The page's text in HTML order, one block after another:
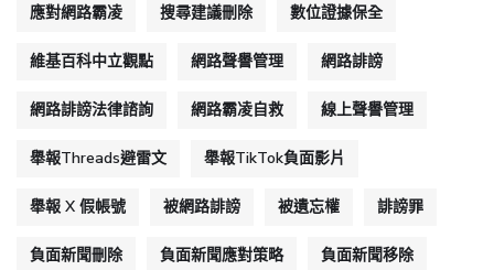
應對網路霸凌 搜尋建議刪除 數位證據保全
維基百科中立觀點 網路聲譽管理 網路誹謗
網路誹謗法律諮詢 網路霸凌自救 線上聲譽管理
舉報Threads避雷文 舉報TikTok負面影片
舉報 X 假帳號 被網路誹謗 被遺忘權 誹謗罪
負面新聞刪除 負面新聞應對策略 負面新聞移除